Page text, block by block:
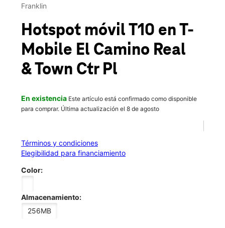
Sáb.:
1042 N El Camino Real Ste F Encinitas, CA 92024
Franklin
Hotspot móvil T10 en T-
Mobile El Camino Real
& Town Ctr Pl
En existencia Este artículo está confirmado como disponible
para comprar. Última actualización el 8 de agosto
Términos y condiciones
Elegibilidad para financiamiento
Color:
Almacenamiento:
256MB